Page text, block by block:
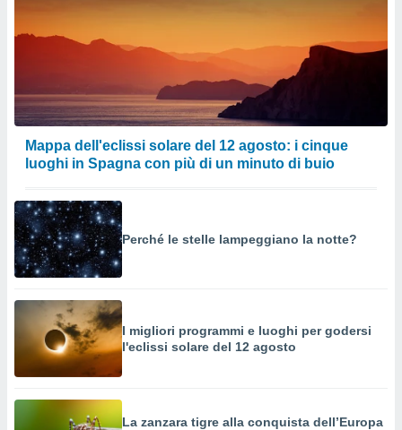
Mappa dell'eclissi solare del 12 agosto: i cinque
luoghi in Spagna con più di un minuto di buio
Perché le stelle lampeggiano la notte?
I migliori programmi e luoghi per godersi
l'eclissi solare del 12 agosto
La zanzara tigre alla conquista dell’Europa